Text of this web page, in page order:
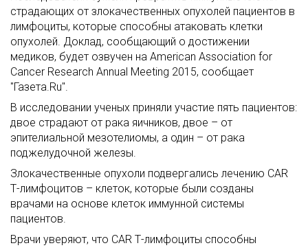
страдающих от злокачественных опухолей пациентов в
лимфоциты, которые способны атаковать клетки
опухолей. Доклад, сообщающий о достижении
медиков, будет озвучен на American Association for
Cancer Research Annual Meeting 2015, сообщает
"Газета.Ru".
В исследовании ученых приняли участие пять пациентов:
двое страдают от рака яичников, двое – от
эпителиальной мезотелиомы, а один – от рака
поджелудочной железы.
Злокачественные опухоли подвергались лечению CAR
Т-лимфоцитов – клеток, которые были созданы
врачами на основе клеток иммунной системы
пациентов.
Врачи уверяют, что CAR Т-лимфоциты способны